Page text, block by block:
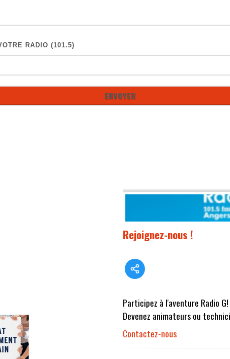
RADIO (101.5)
Rejoignez-nous !
Participez à l'aventure Radio G!
Devenez animateurs ou
Contactez-nous